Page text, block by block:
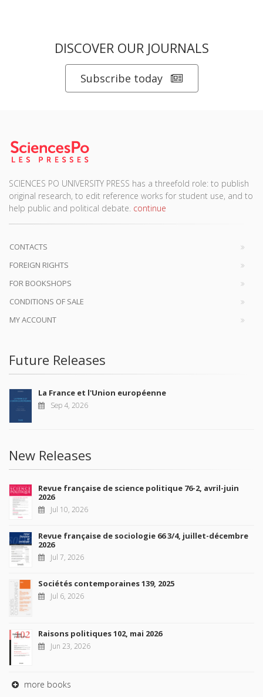
DISCOVER OUR JOURNALS
Subscribe today
SCIENCES PO UNIVERSITY PRESS has a threefold role: to publish
original research, to edit reference works for student use, and to
help public and political debate. continue
CONTACTS
FOREIGN RIGHTS
FOR BOOKSHOPS
CONDITIONS OF SALE
MY ACCOUNT
Future Releases
La France et l'Union européenne
Sep 4, 2026
New Releases
Revue française de science politique 76-2, avril-juin
2026
Jul 10, 2026
Revue française de sociologie 66 3/4, juillet-décembre
2026
Jul 7, 2026
Sociétés contemporaines 139, 2025
Jul 6, 2026
Raisons politiques 102, mai 2026
Jun 23, 2026
more books